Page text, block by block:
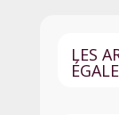
Blanc
LES